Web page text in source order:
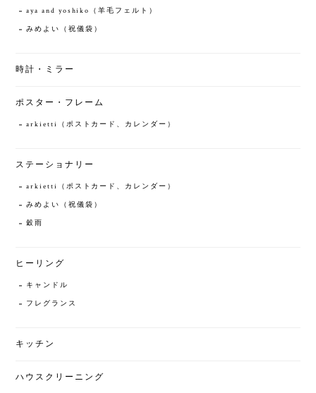
aya and yoshiko（羊毛フェルト）
みめよい（祝儀袋）
時計・ミラー
ポスター・フレーム
arkietti（ポストカード、カレンダー）
ステーショナリー
arkietti（ポストカード、カレンダー）
みめよい（祝儀袋）
穀雨
ヒーリング
キャンドル
フレグランス
キッチン
ハウスクリーニング